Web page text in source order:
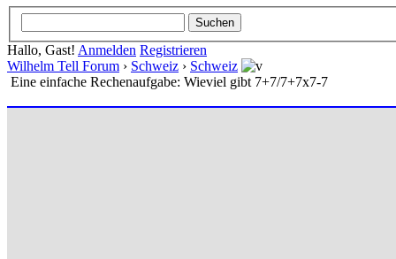
Hallo, Gast! Anmelden Registrieren
Wilhelm Tell Forum › Schweiz › Schweiz
Eine einfache Rechenaufgabe: Wieviel gibt 7+7/7+7x7-7